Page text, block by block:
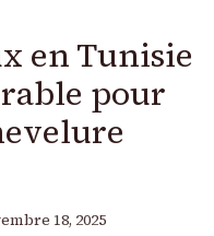
en Tunisie
pour
18, 2025